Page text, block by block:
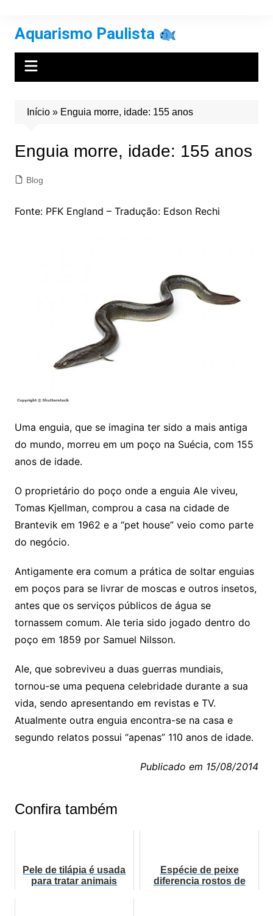
conteúdo
Aquarismo Paulista
Início» Enguia morre, idade: 155 anos
Enguia morre, idade: 155 anos
Blog
Fonte: PFK England – Tradução: Edson Rechi
Uma enguia, que se imagina ter sido a mais antiga
do mundo, morreu em um poço na Suécia, com 155
anos de idade.
O proprietário do poço onde a enguia Ale viveu,
Tomas Kjellman, comprou a casa na cidade de
Brantevik em 1962 e a “pet house” veio como parte
do negócio.
Antigamente era comum a prática de soltar enguias
em poços para se livrar de moscas e outros insetos,
antes que os serviços públicos de água se
tornassem comum. Ale teria sido jogado dentro do
poço em 1859 por Samuel Nilsson.
Ale, que sobreviveu a duas guerras mundiais,
tornou-se uma pequena celebridade durante a sua
vida, sendo apresentando em revistas e TV.
Atualmente outra enguia encontra-se na casa e
segundo relatos possui “apenas” 110 anos de idade.
Publicado em 15/08/2014
Confira também
Pele de tilápia é usada
para tratar animais
Espécie de peixe
diferencia rostos de